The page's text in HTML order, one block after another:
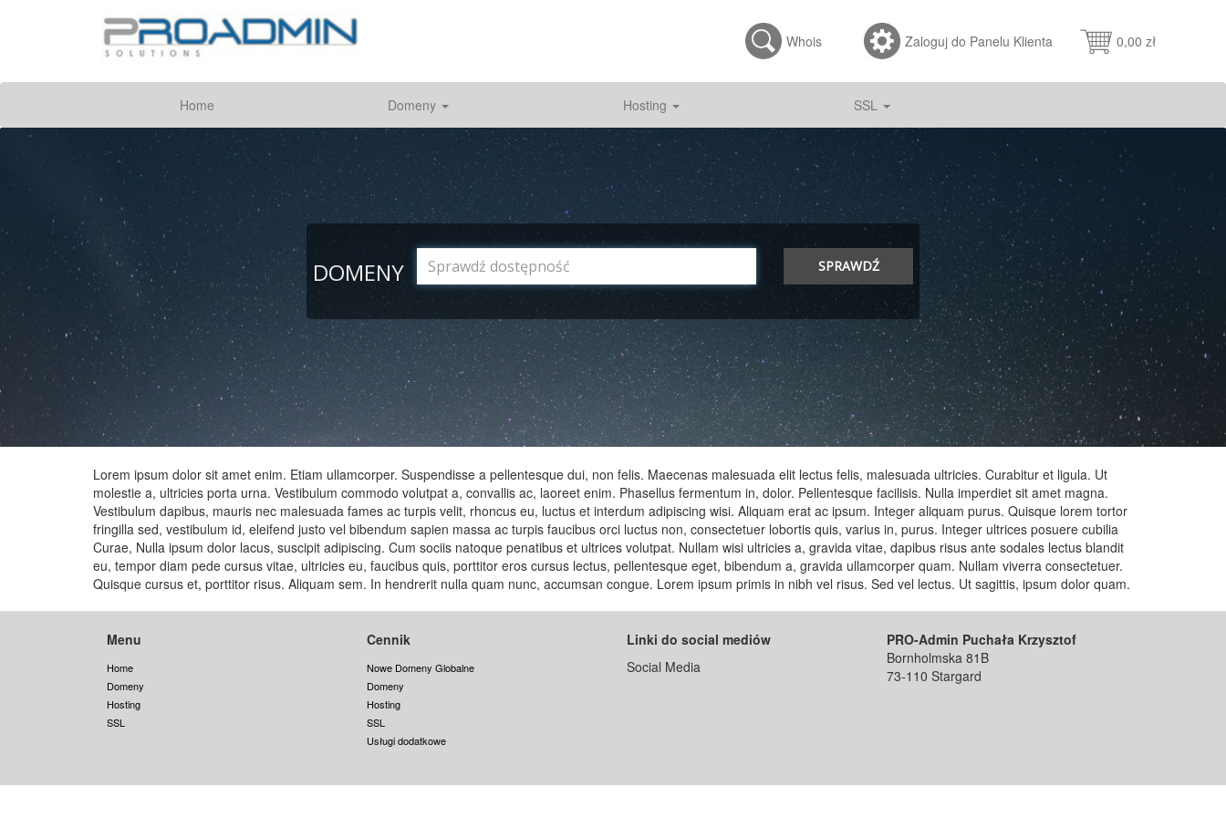
0,00 zł
Zaloguj do Panelu Klienta
Whois
Home Domeny Hosting SSL
DOMENY SPRAWDŹ
Lorem ipsum dolor sit amet enim. Etiam ullamcorper. Suspendisse a pellentesque dui, non felis. Maecenas malesuada elit lectus felis, malesuada ultricies. Curabitur et ligula. Ut
molestie a, ultricies porta urna. Vestibulum commodo volutpat a, convallis ac, laoreet enim. Phasellus fermentum in, dolor. Pellentesque facilisis. Nulla imperdiet sit amet magna.
Vestibulum dapibus, mauris nec malesuada fames ac turpis velit, rhoncus eu, luctus et interdum adipiscing wisi. Aliquam erat ac ipsum. Integer aliquam purus. Quisque lorem tortor
fringilla sed, vestibulum id, eleifend justo vel bibendum sapien massa ac turpis faucibus orci luctus non, consectetuer lobortis quis, varius in, purus. Integer ultrices posuere cubilia
Curae, Nulla ipsum dolor lacus, suscipit adipiscing. Cum sociis natoque penatibus et ultrices volutpat. Nullam wisi ultricies a, gravida vitae, dapibus risus ante sodales lectus blandit
eu, tempor diam pede cursus vitae, ultricies eu, faucibus quis, porttitor eros cursus lectus, pellentesque eget, bibendum a, gravida ullamcorper quam. Nullam viverra consectetuer.
Quisque cursus et, porttitor risus. Aliquam sem. In hendrerit nulla quam nunc, accumsan congue. Lorem ipsum primis in nibh vel risus. Sed vel lectus. Ut sagittis, ipsum dolor quam.
Menu
Home
Domeny
Hosting
SSL
Cennik
Nowe Domeny Globalne
Domeny
Hosting
SSL
Usługi dodatkowe
Linki do social mediów
Social Media
PRO-Admin Puchała Krzysztof
Bornholmska 81B
73-110 Stargard